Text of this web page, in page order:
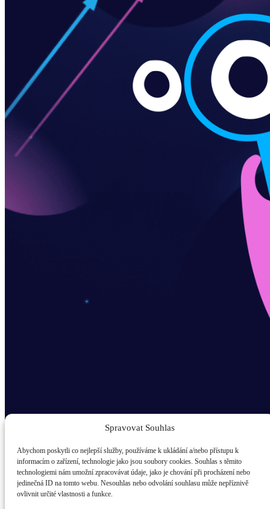
Spravovat Souhlas
Abychom poskytli co nejlepší služby, používáme k ukládání a/nebo přístupu k
informacím o zařízení, technologie jako jsou soubory cookies. Souhlas s těmito
technologiemi nám umožní zpracovávat údaje, jako je chování při procházení nebo
jedinečná ID na tomto webu. Nesouhlas nebo odvolání souhlasu může nepříznivě
ovlivnit určité vlastnosti a funkce.
Odběr novinek popup